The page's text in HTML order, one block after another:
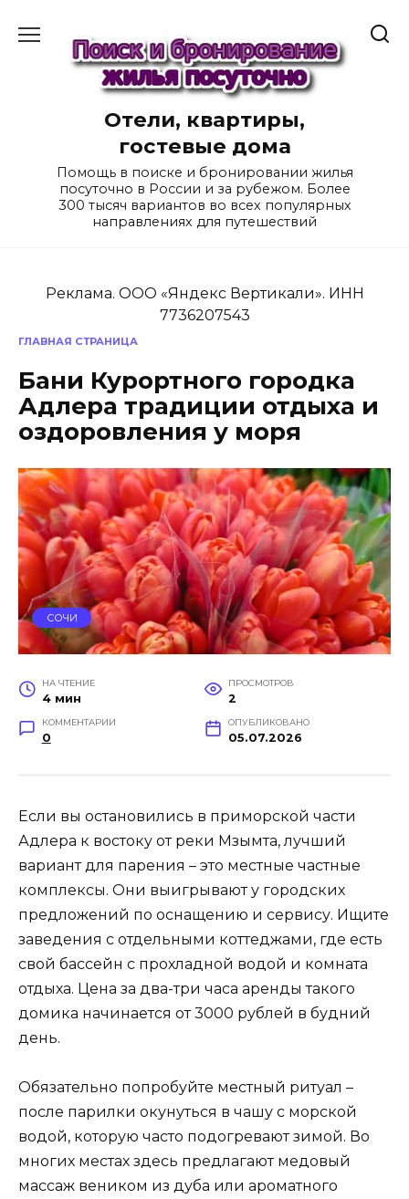
содержанию
Отели, квартиры,
гостевые дома
Помощь в поиске и бронировании жилья
посуточно в России и за рубежом. Более
300 тысяч вариантов во всех популярных
направлениях для путешествий
Реклама. ООО «Яндекс Вертикали». ИНН
7736207543
ГЛАВНАЯ СТРАНИЦА
Бани Курортного городка
Адлера традиции отдыха и
оздоровления у моря
СОЧИ
НА ЧТЕНИЕ
4 мин
ПРОСМОТРОВ
2
КОММЕНТАРИИ
0
ОПУБЛИКОВАНО
05.07.2026
Если вы остановились в приморской части
Адлера к востоку от реки Мзымта, лучший
вариант для парения – это местные частные
комплексы. Они выигрывают у городских
предложений по оснащению и сервису. Ищите
заведения с отдельными коттеджами, где есть
свой бассейн с прохладной водой и комната
отдыха. Цена за два-три часа аренды такого
домика начинается от 3000 рублей в будний
день.
Обязательно попробуйте местный ритуал –
после парилки окунуться в чашу с морской
водой, которую часто подогревают зимой. Во
многих местах здесь предлагают медовый
массаж веником из дуба или ароматного